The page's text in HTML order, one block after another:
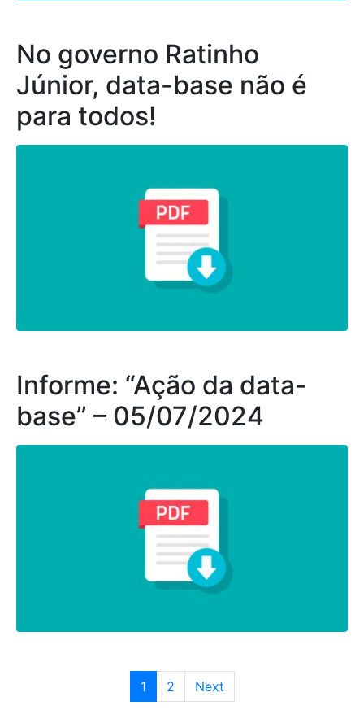
No governo Ratinho
Júnior, data-base não é
para todos!
Informe: “Ação da data-
base” – 05/07/2024
1 2 Next